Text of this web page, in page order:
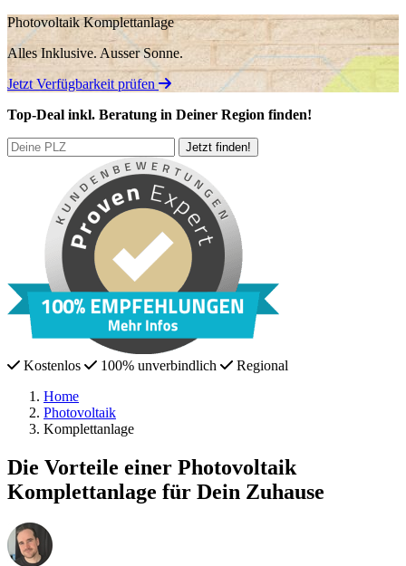
Photovoltaik Komplettanlage
Alles Inklusive. Ausser Sonne.
Jetzt Verfügbarkeit prüfen
Top-Deal inkl. Beratung in Deiner Region finden!
Kostenlos 100% unverbindlich
Regional
Home
Photovoltaik
Komplettanlage
Die Vorteile einer Photovoltaik
Komplettanlage für Dein Zuhause